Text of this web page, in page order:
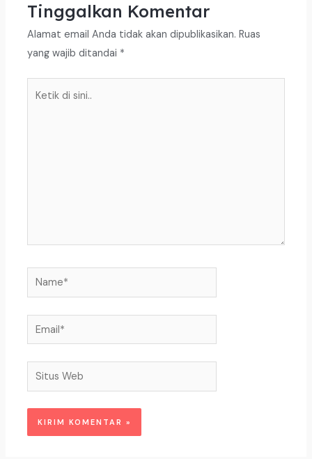
Tinggalkan Komentar
Alamat email Anda tidak akan dipublikasikan. Ruas
yang wajib ditandai *
Name*
Email*
Situs
Web